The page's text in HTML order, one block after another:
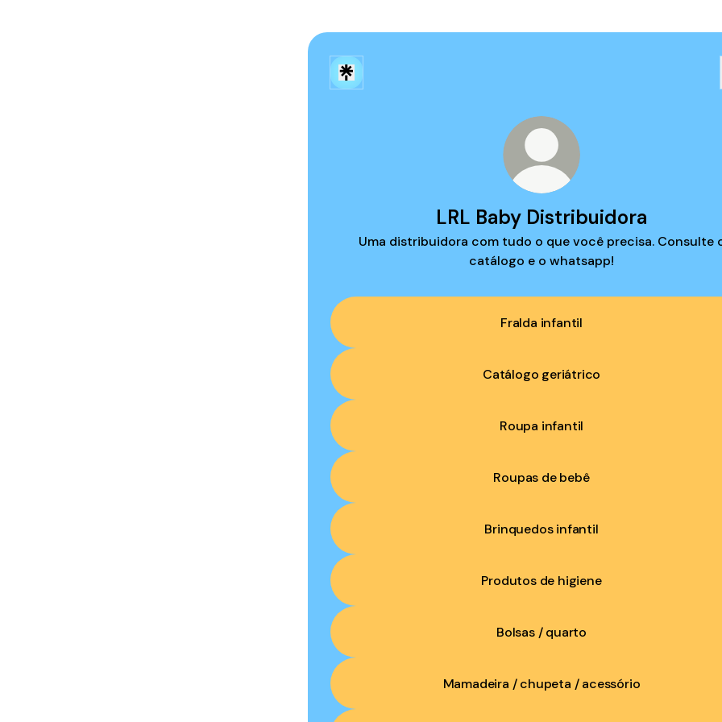
LRL Baby Distribuidora
Uma distribuidora com tudo o que você precisa. Consulte
catálogo e o whatsapp!
Fralda infantil
Catálogo geriátrico
Roupa infantil
Roupas de bebê
Brinquedos infantil
Produtos de higiene
Bolsas / quarto
Mamadeira / chupeta / acessório